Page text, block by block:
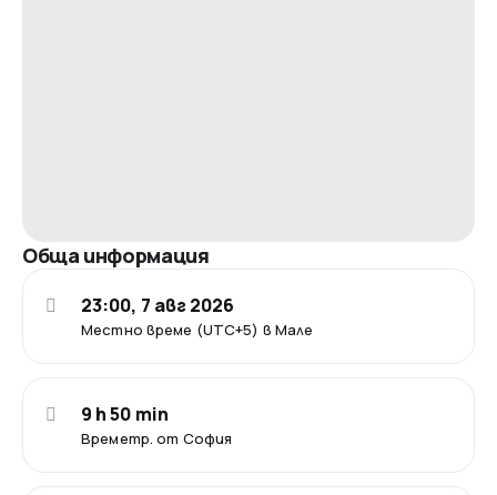
Обща информация
Местно време (UTC+5) в Мале
23:00, 7 авг 2026
Времетр. от София
9 h 50 min